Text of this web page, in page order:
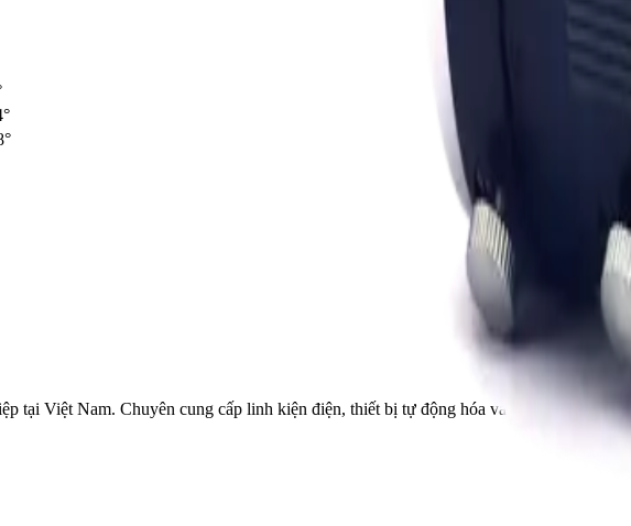
tại Việt Nam. Chuyên cung cấp linh kiện điện, thiết bị tự động hóa và cơ khí chính xác.